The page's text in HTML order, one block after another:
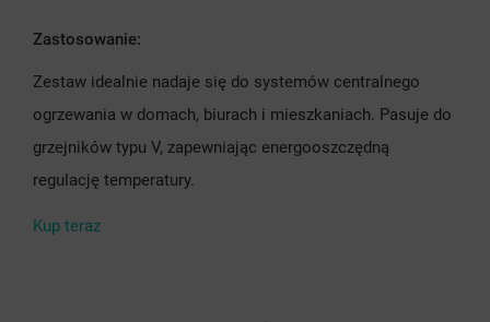
Zastosowanie:
Zestaw idealnie nadaje się do systemów centralnego
ogrzewania w domach, biurach i mieszkaniach. Pasuje do
grzejników typu V, zapewniając energooszczędną
regulację temperatury.
Kup teraz